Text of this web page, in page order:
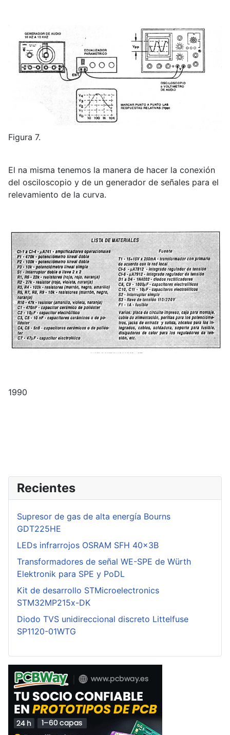
Figura 7.
El na misma tenemos la manera de hacer la conexión
del osciloscopio y de un generador de señales para el
relevamiento de la curva.
1990
Recientes
Supresor de gas de alta energía Bourns
GDT225HE
LEDs infrarrojos OSRAM SFH 40x3B
Transformadores de señal WE-SPE de Würth
Elektronik para SPE y PoDL
Kit de desarrollo STMicroelectronics
STM32MP215x-DK
Diodo TVS unidireccional discreto Littelfuse
SP1120-01WTG